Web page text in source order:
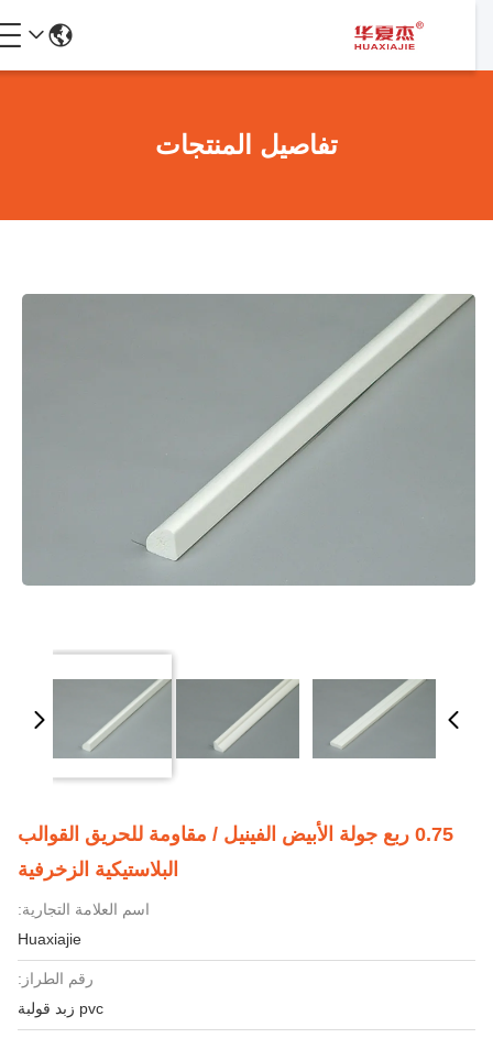
تفاصيل المنتجات
0.75 ربع جولة الأبيض الفينيل / مقاومة للحريق القوالب
البلاستيكية الزخرفية
اسم العلامة التجارية:
Huaxiajie
رقم الطراز:
pvc زبد قولبة